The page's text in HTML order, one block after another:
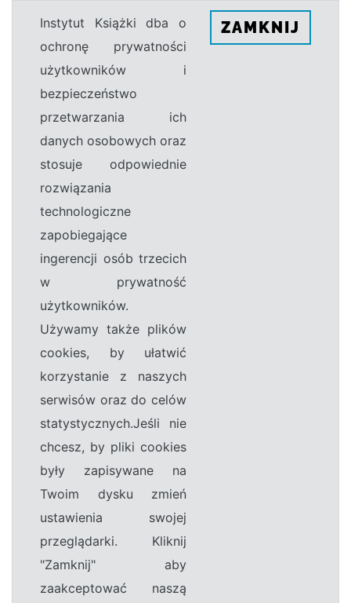
Instytut Książki dba o
ochronę prywatności
użytkowników i
bezpieczeństwo
przetwarzania ich
danych osobowych oraz
stosuje odpowiednie
rozwiązania
technologiczne
zapobiegające
ingerencji osób trzecich
w prywatność
użytkowników.
Używamy także plików
cookies, by ułatwić
korzystanie z naszych
serwisów oraz do celów
statystycznych.Jeśli nie
chcesz, by pliki cookies
były zapisywane na
Twoim dysku zmień
ustawienia swojej
przeglądarki. Kliknij
"Zamknij" aby
zaakceptować naszą
ZAMKNIJ